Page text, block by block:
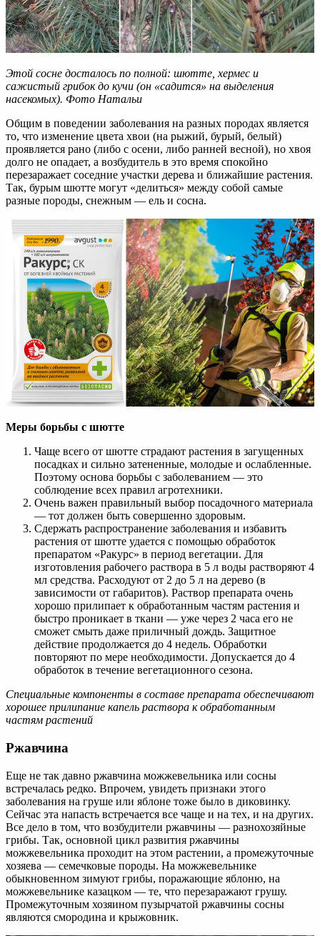
Этой сосне досталось по полной: шютте, хермес и
сажистый грибок до кучи (он «садится» на выделения
насекомых). Фото Натальи
Общим в поведении заболевания на разных породах является
то, что изменение цвета хвои (на рыжий, бурый, белый)
проявляется рано (либо с осени, либо ранней весной), но хвоя
долго не опадает, а возбудитель в это время спокойно
перезаражает соседние участки дерева и ближайшие растения.
Так, бурым шютте могут «делиться» между собой самые
разные породы, снежным — ель и сосна.
Меры борьбы с шютте
Чаще всего от шютте страдают растения в загущенных
посадках и сильно затененные, молодые и ослабленные.
Поэтому основа борьбы с заболеванием — это
соблюдение всех правил агротехники.
Очень важен правильный выбор посадочного материала
— тот должен быть совершенно здоровым.
Сдержать распространение заболевания и избавить
растения от шютте удается с помощью обработок
препаратом «Ракурс» в период вегетации. Для
изготовления рабочего раствора в 5 л воды растворяют 4
мл средства. Расходуют от 2 до 5 л на дерево (в
зависимости от габаритов). Раствор препарата очень
хорошо прилипает к обработанным частям растения и
быстро проникает в ткани — уже через 2 часа его не
сможет смыть даже приличный дождь. Защитное
действие продолжается до 4 недель. Обработки
повторяют по мере необходимости. Допускается до 4
обработок в течение вегетационного сезона.
Специальные компоненты в составе препарата обеспечивают
хорошее прилипание капель раствора к обработанным
частям растений
Ржавчина
Еще не так давно ржавчина можжевельника или сосны
встречалась редко. Впрочем, увидеть признаки этого
заболевания на груше или яблоне тоже было в диковинку.
Сейчас эта напасть встречается все чаще и на тех, и на других.
Все дело в том, что возбудители ржавчины — разнохозяйные
грибы. Так, основной цикл развития ржавчины
можжевельника проходит на этом растении, а промежуточные
хозяева — семечковые породы. На можжевельнике
обыкновенном зимуют грибы, поражающие яблоню, на
можжевельнике казацком — те, что перезаражают грушу.
Промежуточным хозяином пузырчатой ржавчины сосны
являются смородина и крыжовник.